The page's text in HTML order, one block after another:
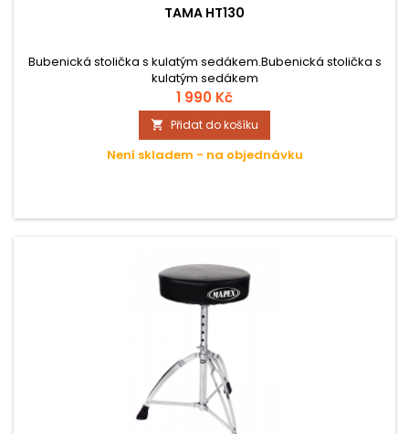
TAMA HT130
Bubenická stolička s kulatým sedákem.Bubenická stolička s
kulatým sedákem
1 990 Kč
 Přidat do košíku
Není skladem - na objednávku